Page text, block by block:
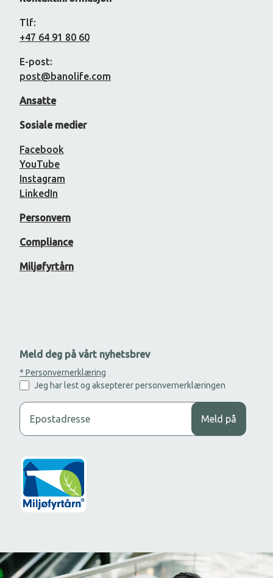
Tlf:
+47 64 91 80 60
E-post:
post@banolife.com
Ansatte
Sosiale medier
Facebook
YouTube
Instagram
LinkedIn
Personvern
Compliance
Miljøfyrtårn
Meld deg på vårt nyhetsbrev
* Personvernerklæring
Jeg har lest og aksepterer personvernerklæringen
Legg til din epost adresse for å motta nyhetsbrev.
Meld på